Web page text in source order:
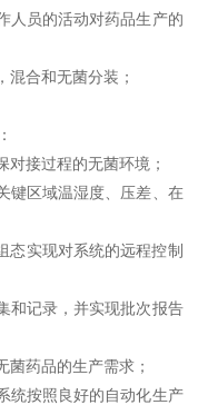
员的活动对药品生产的
合和无菌分装；
接过程的无菌环境；
区域温湿度、压差、在
实现对系统的远程控制
记录，并实现批次报告
药品的生产需求；
按照良好的自动化生产